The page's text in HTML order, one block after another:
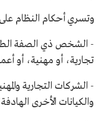
وتسري أحكام النظام
- الشخص ذي الصفة
تجارية، أو مهنية، أو
- الشركات التجارية
والكيانات الأخرى